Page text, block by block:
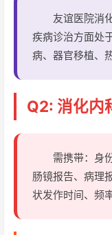
友谊医院消
疾病诊治方面处
病、器官移植、
Q2: 消化内
需携带：身
肠镜报告、病理
状发作时间、频